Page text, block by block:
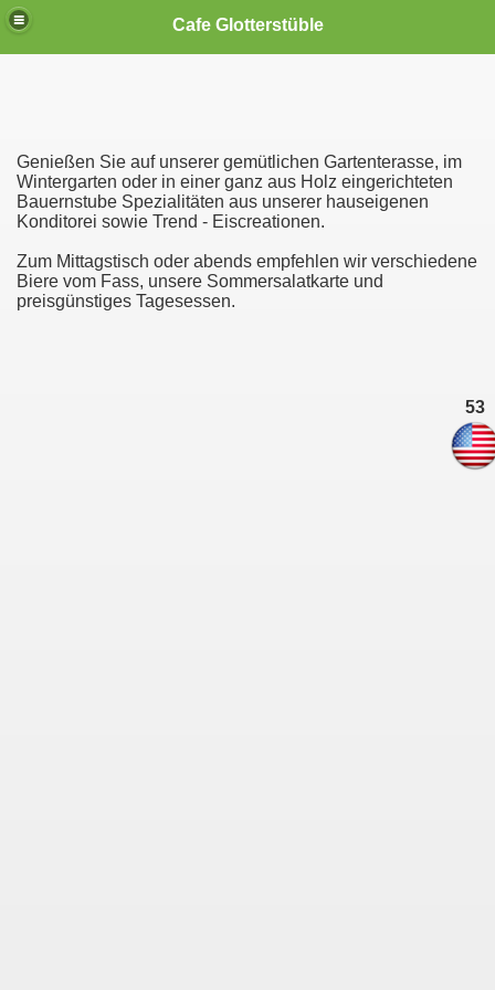
Cafe Glotterstüble
Genießen Sie auf unserer gemütlichen Gartenterasse, im
Wintergarten oder in einer ganz aus Holz eingerichteten
Bauernstube Spezialitäten aus unserer hauseigenen
Konditorei sowie Trend - Eiscreationen.
Zum Mittagstisch oder abends empfehlen wir verschiedene
Biere vom Fass, unsere Sommersalatkarte und
preisgünstiges Tagesessen.
53